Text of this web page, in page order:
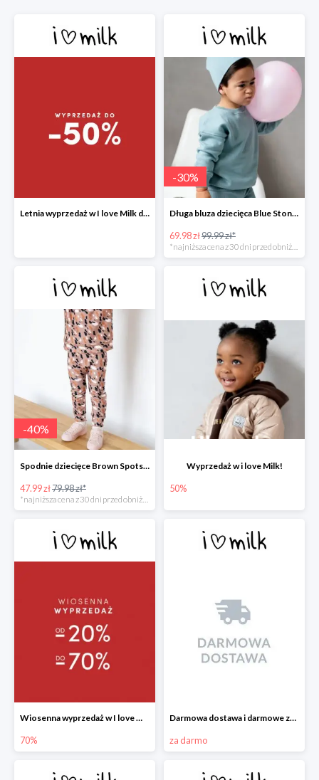
Letnia wyprzedaż w I love Milk do -50%
-30%
Długa bluza dziecięca Blue Stone ILM
69.98 zł99.99 zł*
*najniższa cena z 30 dni przed obniżką
-40%
Spodnie dziecięce Brown Spots print
47.99 zł79.98 zł*
Wyprzedaż w i love Milk!
50%
Wiosenna wyprzedaż w I love Milk do -70%
70%
Darmowa dostawa i darmowe zwroty w I love Milk
za darmo